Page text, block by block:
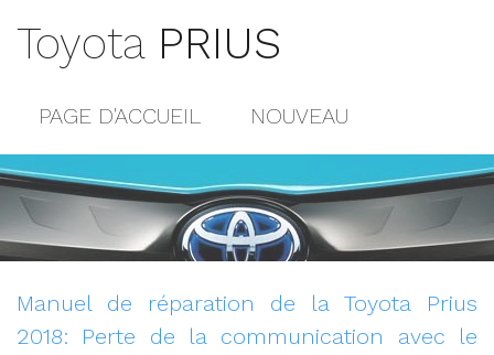
Toyota PRIUS
PAGE D'ACCUEIL NOUVEAU
POPULAIRE
CONTACTS
Manuel de réparation de la Toyota Prius
2018: Perte de la communication avec le